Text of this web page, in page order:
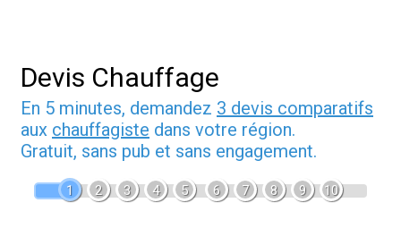
Devis Chauffage
En 5 minutes, demandez 3 devis comparatifs
aux chauffagiste dans votre région.
Gratuit, sans pub et sans engagement.
1 2 3 4 5 6 7 8 9 10